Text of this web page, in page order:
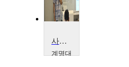
사진영상론
계명대